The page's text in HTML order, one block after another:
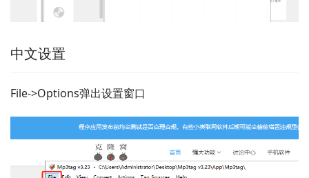
中文设置
File->Options弹出设置窗口